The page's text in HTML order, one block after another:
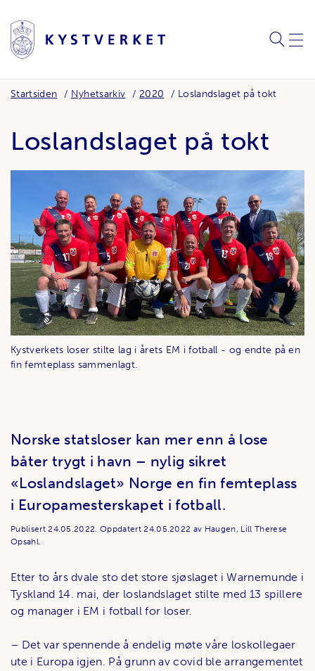
SØK
Startsiden Nyhetsarkiv 2020 Loslandslaget på tokt
Loslandslaget på tokt
Kystverkets loser stilte lag i årets EM i fotball - og endte på en
fin femteplass sammenlagt.
Norske statsloser kan mer enn å lose
båter trygt i havn – nylig sikret
«Loslandslaget» Norge en fin femteplass
i Europamesterskapet i fotball.
Publisert24.05.2022.Oppdatert24.05.2022 av Haugen, Lill Therese
Opsahl.
Etter to års dvale sto det store sjøslaget i Warnemunde i
Tyskland 14. mai, der loslandslaget stilte med 13 spillere
og manager i EM i fotball for loser.
– Det var spennende å endelig møte våre loskollegaer
ute i Europa igjen. På grunn av covid ble arrangementet